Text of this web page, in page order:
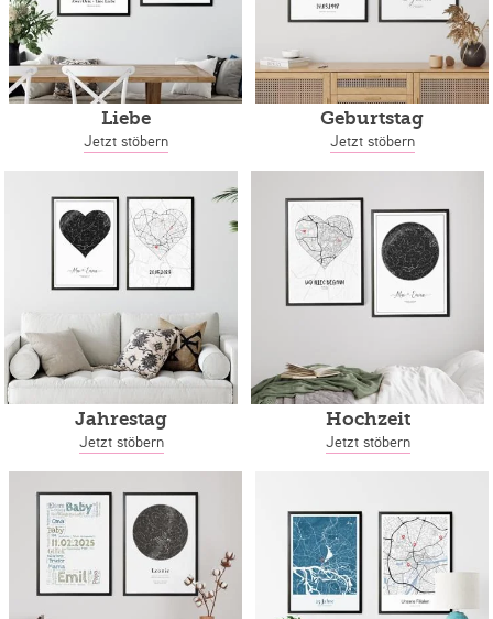
Liebe
Jetzt stöbern
Geburtstag
Jetzt stöbern
Jahrestag
Jetzt stöbern
Hochzeit
Jetzt stöbern